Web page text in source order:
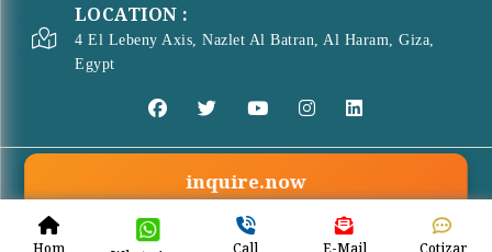
Hom Call E-Mail Cotizar
LOCATION :
4 El Lebeny Axis, Nazlet Al Batran, Al Haram, Giza,
Egypt
© Copyright 2026 . All Rights Reserved ETB Tours
inquire.now